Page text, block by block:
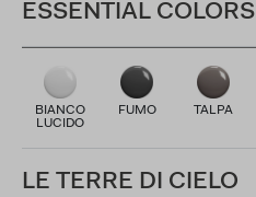
ESSENTIAL COLORS
BIANCO
LUCIDO
FUMO TALPA
LE TERRE DI CIELO